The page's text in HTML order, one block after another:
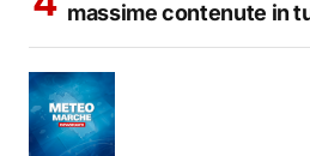
massime contenute in